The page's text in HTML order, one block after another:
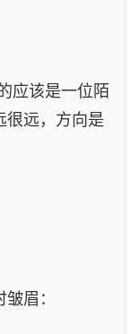
应该是一位陌
很远，方向是
眉：